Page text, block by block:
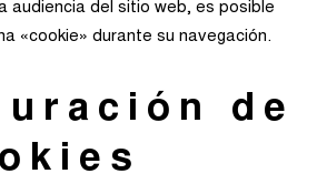
audiencia del sitio web, es posible
«cookie» durante su navegación.
de